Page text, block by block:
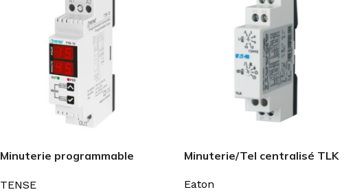
Minuterie programmable
TENSE
Minuterie/Tel centralisé TLK
Eaton